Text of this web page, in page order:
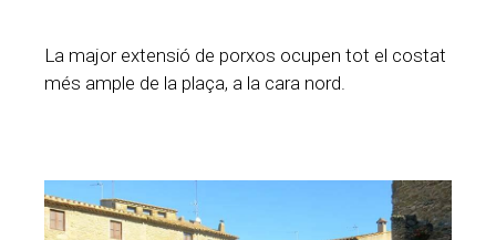
La major extensió de porxos ocupen tot el costat
més ample de la plaça, a la cara nord.